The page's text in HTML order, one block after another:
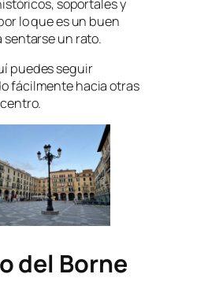
soportales y
lo que es un buen
sentarse un rato.
puedes seguir
fácilmente hacia otras
del Borne